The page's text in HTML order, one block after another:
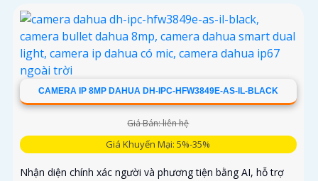
CAMERA IP 8MP DAHUA DH-IPC-HFW3849E-AS-IL-BLACK
Giá Bán: liên hệ
Giá Khuyến Mại: 5%-35%
Nhận diện chính xác người và phương tiện bằng AI, hỗ trợ